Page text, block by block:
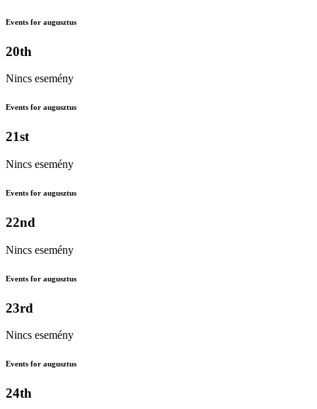
Events for augusztus
20th
Nincs esemény
Events for augusztus
21st
Nincs esemény
Events for augusztus
22nd
Nincs esemény
Events for augusztus
23rd
Nincs esemény
Events for augusztus
24th